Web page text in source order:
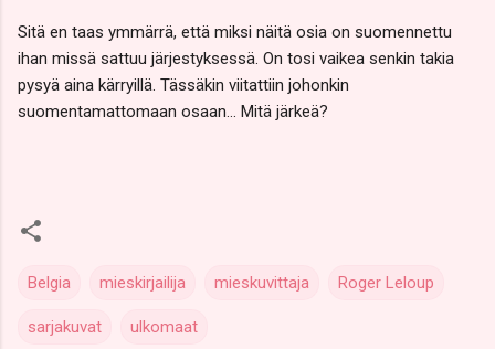
Sitä en taas ymmärrä, että miksi näitä osia on suomennettu
ihan missä sattuu järjestyksessä. On tosi vaikea senkin takia
pysyä aina kärryillä. Tässäkin viitattiin johonkin
suomentamattomaan osaan... Mitä järkeä?
Belgia mieskirjailija mieskuvittaja Roger Leloup
sarjakuvat ulkomaat